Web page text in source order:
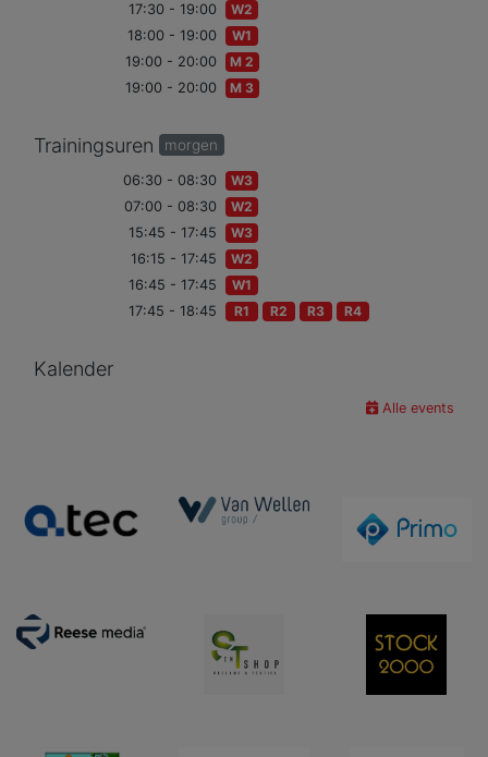
17:30 - 19:00
W2
18:00 - 19:00
W1
19:00 - 20:00
M 2
19:00 - 20:00
M 3
Trainingsuren morgen
06:30 - 08:30
W3
07:00 - 08:30
W2
15:45 - 17:45
W3
16:15 - 17:45
W2
16:45 - 17:45
W1
17:45 - 18:45
R1 R2 R3 R4
Kalender
Alle events